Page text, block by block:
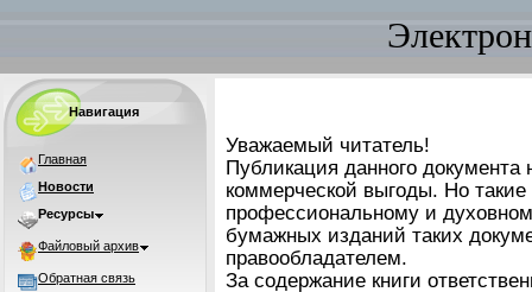
Навигация
Главная
Новости
Ресурсы
Файловый архив
Обратная связь
Уважаемый читатель!
Публикация данного документа
коммерческой выгоды. Но
профессиональному и
бумажных изданий таких
правообладателем.
За содержание книги